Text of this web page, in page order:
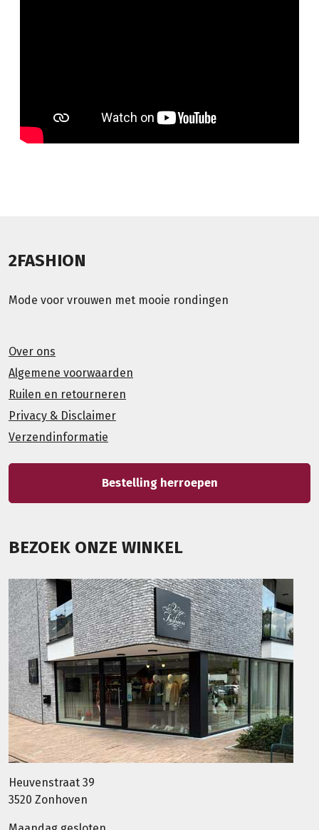
2FASHION
Mode voor vrouwen met mooie rondingen
Over ons
Algemene voorwaarden
Ruilen en retourneren
Privacy & Disclaimer
Verzendinformatie
Bestelling herroepen
BEZOEK ONZE WINKEL
Heuvenstraat 39
3520 Zonhoven